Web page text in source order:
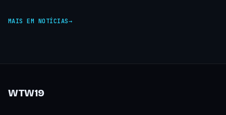
MAIS EM NOTÍCIAS
WTW19